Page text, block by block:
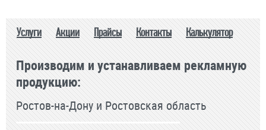
Услуги Акции Прайсы Контакты Калькулятор
Производим и устанавливаем рекламную
продукцию:
Ростов-на-Дону и Ростовская область